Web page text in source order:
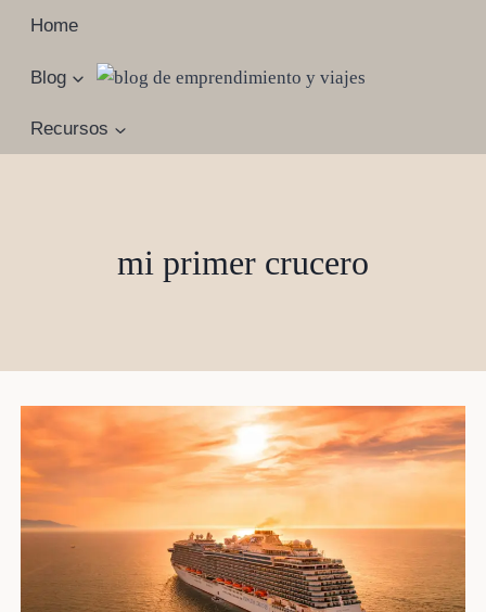
Saltar
contenido
Home
Blog
Recursos
mi primer crucero